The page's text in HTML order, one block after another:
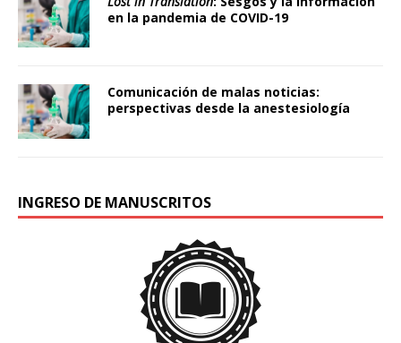
en la pandemia de COVID-19
Comunicación de malas noticias:
perspectivas desde la anestesiología
INGRESO DE MANUSCRITOS